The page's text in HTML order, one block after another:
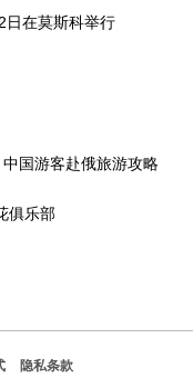
日在莫斯科举行
国游客赴俄旅游攻略
俱乐部
隐私条款